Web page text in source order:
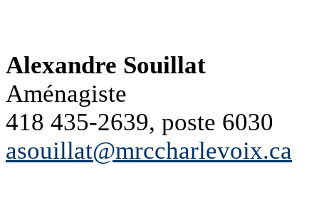
Alexandre Souillat
Aménagiste
418 435-2639, poste 6030
asouillat@mrccharlevoix.ca